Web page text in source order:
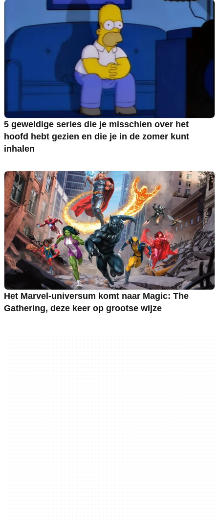
5 geweldige series die je misschien over het
hoofd hebt gezien en die je in de zomer kunt
inhalen
Het Marvel-universum komt naar Magic: The
Gathering, deze keer op grootse wijze